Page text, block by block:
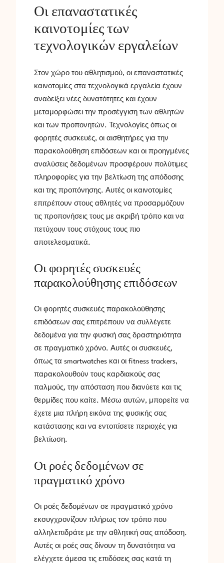
Οι επαναστατικές
καινοτομίες των
τεχνολογικών εργαλείων
Στον χώρο του αθλητισμού, οι επαναστατικές
καινοτομίες στα τεχνολογικά εργαλεία έχουν
αναδείξει νέες δυνατότητες και έχουν
μεταμορφώσει την προσέγγιση των αθλητών
και των προπονητών. Τεχνολογίες όπως οι
φορητές συσκευές, οι αισθητήρες για την
παρακολούθηση επιδόσεων και οι προηγμένες
αναλύσεις δεδομένων προσφέρουν πολύτιμες
πληροφορίες για την βελτίωση της απόδοσης
και της προπόνησης. Αυτές οι καινοτομίες
επιτρέπουν στους αθλητές να προσαρμόζουν
τις προπονήσεις τους με ακριβή τρόπο και να
πετύχουν τους στόχους τους πιο
αποτελεσματικά.
Οι φορητές συσκευές
παρακολούθησης επιδόσεων
Οι φορητές συσκευές παρακολούθησης
επιδόσεων σας επιτρέπουν να συλλέγετε
δεδομένα για την φυσική σας δραστηριότητα
σε πραγματικό χρόνο. Αυτές οι συσκευές,
όπως τα smartwatches και οι fitness trackers,
παρακολουθούν τους καρδιακούς σας
παλμούς, την απόσταση που διανύετε και τις
θερμίδες που καίτε. Μέσω αυτών, μπορείτε να
έχετε μια πλήρη εικόνα της φυσικής σας
κατάστασης και να εντοπίσετε περιοχές για
βελτίωση.
Οι ροές δεδομένων σε
πραγματικό χρόνο
Οι ροές δεδομένων σε πραγματικό χρόνο
εκσυγχρονίζουν πλήρως τον τρόπο που
αλληλεπιδράτε με την αθλητική σας απόδοση.
Αυτές οι ροές σας δίνουν τη δυνατότητα να
ελέγχετε άμεσα τις επιδόσεις σας κατά τη